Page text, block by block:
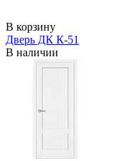
В корзину
Дверь ДК К-51
В наличии